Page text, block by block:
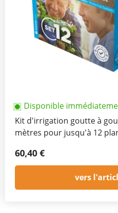
Disponible
Kit d'irrigation goutte à
mètres pour jusqu'à 12
60,40 €
vers